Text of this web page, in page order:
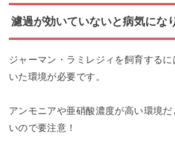
濾過が効いていないと病気にな
ジャーマン・ラミレジィを飼育する
いた環境が必要です。
アンモニアや亜硝酸濃度が高い環境
いので要注意！